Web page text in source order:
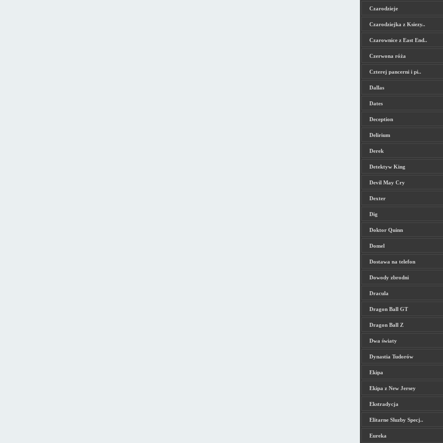
Czarodzieje
Czarodziejka z Ksiezy..
Czarownice z East End..
Czerwona róża
Czterej pancerni i pi..
Dallas
Dates
Deception
Delirium
Derek
Detektyw King
Devil May Cry
Dexter
Dig
Doktor Quinn
Domel
Dostawa na telefon
Dowody zbrodni
Dracula
Dragon Ball GT
Dragon Ball Z
Dwa światy
Dynastia Tudorów
Ekipa
Ekipa z New Jersey
Ekstradycja
Elitarne Sluzby Specj..
Eureka